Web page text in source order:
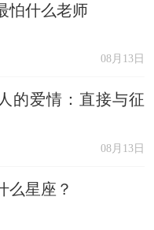
怕什么老师
08月13日
的爱情：直接与征
08月13日
么星座？